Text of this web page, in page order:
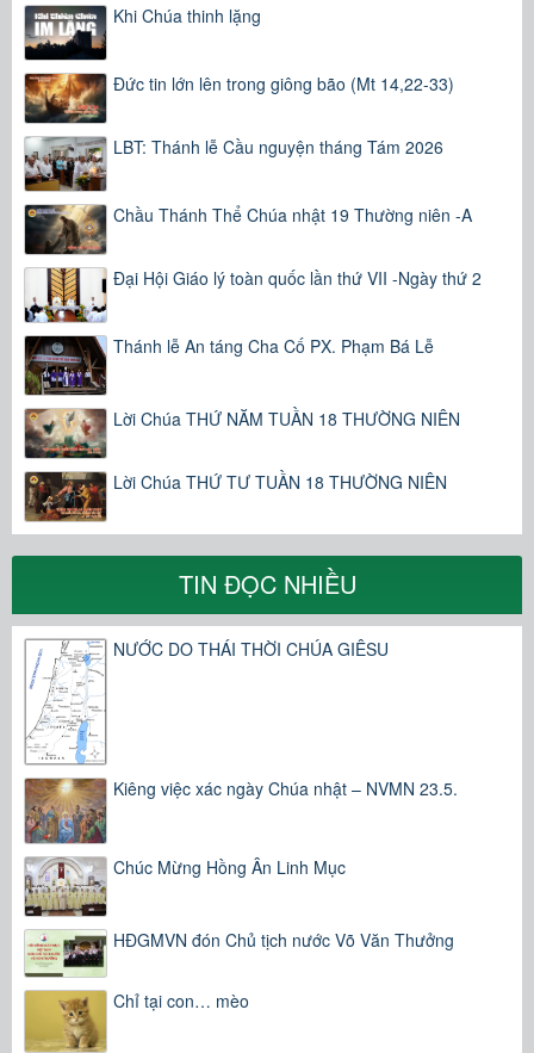
Khi Chúa thinh lặng
Đức tin lớn lên trong giông bão (Mt 14,22-33)
LBT: Thánh lễ Cầu nguyện tháng Tám 2026
Chầu Thánh Thể Chúa nhật 19 Thường niên -A
Đại Hội Giáo lý toàn quốc lần thứ VII -Ngày thứ 2
Thánh lễ An táng Cha Cố PX. Phạm Bá Lễ
Lời Chúa THỨ NĂM TUẦN 18 THƯỜNG NIÊN
Lời Chúa THỨ TƯ TUẦN 18 THƯỜNG NIÊN
TIN ĐỌC NHIỀU
NƯỚC DO THÁI THỜI CHÚA GIÊSU
Kiêng việc xác ngày Chúa nhật – NVMN 23.5.
Chúc Mừng Hồng Ân Linh Mục
HĐGMVN đón Chủ tịch nước Võ Văn Thưởng
Chỉ tại con… mèo